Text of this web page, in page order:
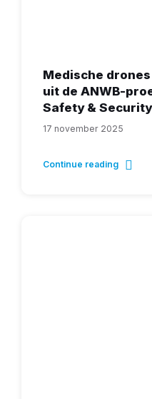
Medische
uit de ANWB-
Safety &
17 november 2025
Continue reading